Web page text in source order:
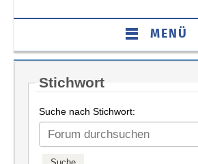
MENÜ
Stichwort
Suche nach Stichwort: